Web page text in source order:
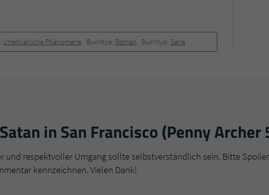
Unerklärliche Phänomene Buchtyp: Roman Buchtyp: Serie
in San Francisco (Penny Archer
und respektvoller Umgang sollte selbstverständlich sein. Bitte
kennzeichnen. Vielen Dank!